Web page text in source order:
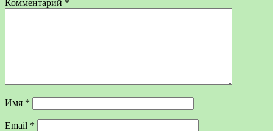
Комментарий *
Имя *
Email *